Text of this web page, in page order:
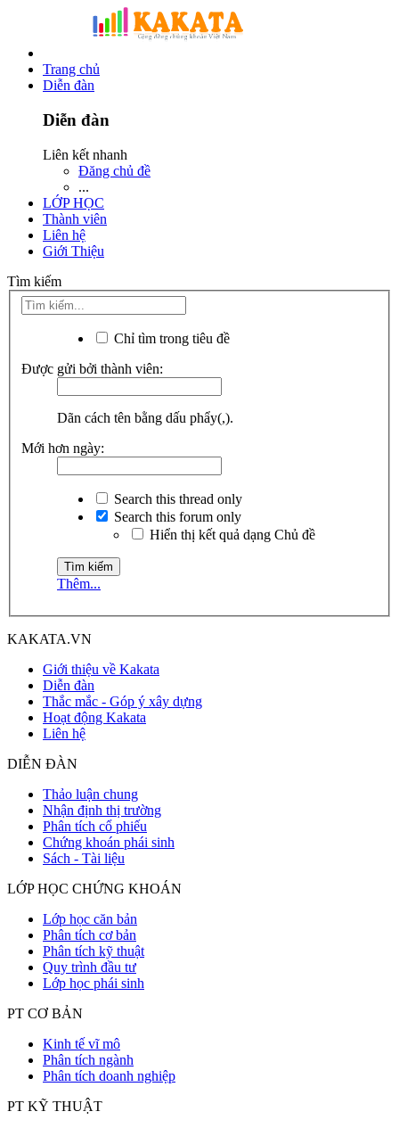
Trang chủ
Diễn đàn
Diễn đàn
Liên kết nhanh
Đăng chủ đề
...
LỚP HỌC
Thành viên
Liên hệ
Giới Thiệu
Tìm kiếm
Chỉ tìm trong tiêu đề
Được gửi bởi thành viên:
Dãn cách tên bằng dấu phẩy(,).
Mới hơn ngày:
Search this thread only
Search this forum only
Hiển thị kết quả dạng Chủ đề
Thêm...
KAKATA.VN
Giới thiệu về Kakata
Diễn đàn
Thắc mắc - Góp ý xây dựng
Hoạt động Kakata
Liên hệ
DIỄN ĐÀN
Thảo luận chung
Nhận định thị trường
Phân tích cổ phiếu
Chứng khoán phái sinh
Sách - Tài liệu
LỚP HỌC CHỨNG KHOÁN
Lớp học căn bản
Phân tích cơ bản
Phân tích kỹ thuật
Quy trình đầu tư
Lớp học phái sinh
PT CƠ BẢN
Kinh tế vĩ mô
Phân tích ngành
Phân tích doanh nghiệp
PT KỸ THUẬT